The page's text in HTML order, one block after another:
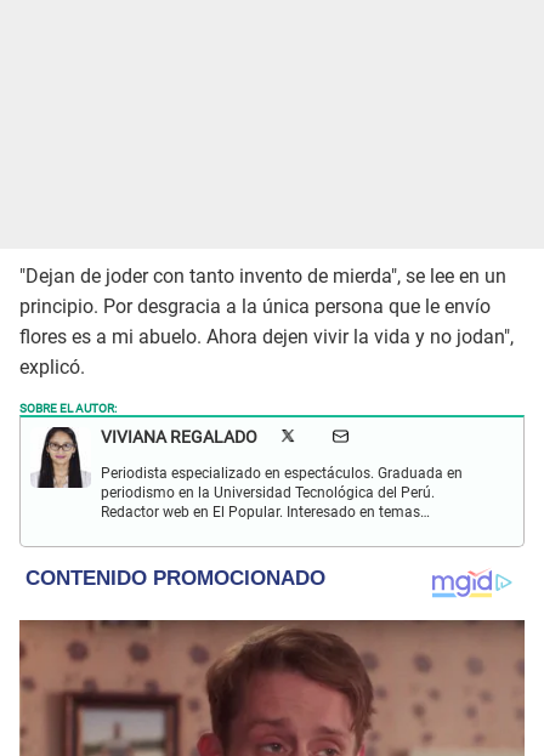
"Dejan de joder con tanto invento de mierda", se lee en un
principio. Por desgracia a la única persona que le envío
flores es a mi abuelo. Ahora dejen vivir la vida y no jodan",
explicó.
SOBRE EL AUTOR:
VIVIANA REGALADO
Periodista especializado en espectáculos. Graduada en
periodismo en la Universidad Tecnológica del Perú.
Redactor web en El Popular. Interesado en temas
y crónicas.